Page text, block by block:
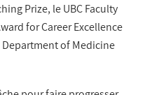
Prize, le UBC Faculty
for Career Excellence
Department of Medicine